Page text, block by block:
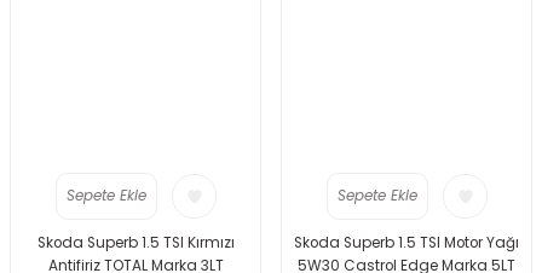
Sepete Ekle
Skoda Superb 1.5 TSI Kırmızı
Antifiriz TOTAL Marka 3LT
Sepete Ekle
Skoda Superb 1.5 TSI Motor Yağı
5W30 Castrol Edge Marka 5LT